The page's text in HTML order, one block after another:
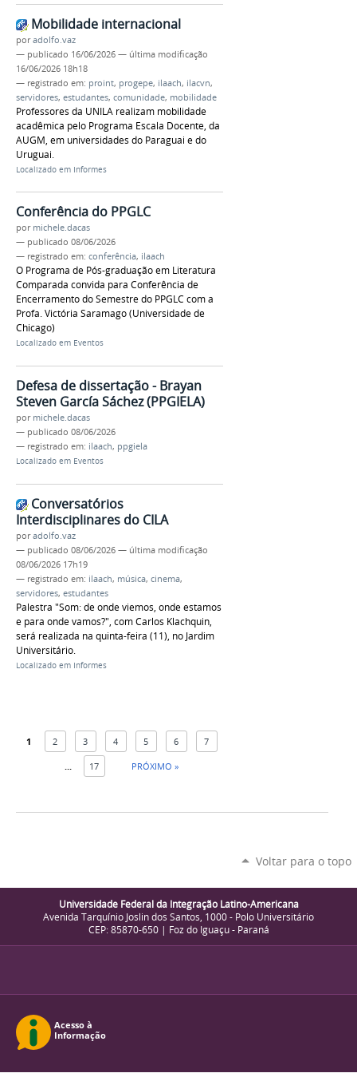
Mobilidade internacional
poradolfo.vaz
— publicado 16/06/2026 — última modificação
16/06/2026 18h18
— registrado em: proint, progepe, ilaach, ilacvn,
servidores, estudantes, comunidade, mobilidade
Professores da UNILA realizam mobilidade
acadêmica pelo Programa Escala Docente, da
AUGM, em universidades do Paraguai e do
Uruguai.
Localizado em Informes
Conferência do PPGLC
por michele.dacas
— publicado 08/06/2026
— registrado em: conferência, ilaach
O Programa de Pós-graduação em Literatura
Comparada convida para Conferência de
Encerramento do Semestre do PPGLC com a
Profa. Victória Saramago (Universidade de
Chicago)
Localizado em Eventos
Defesa de dissertação - Brayan
Steven García Sáchez (PPGIELA)
por michele.dacas
— publicado 08/06/2026
— registrado em: ilaach, ppgiela
Localizado em Eventos
Conversatórios
Interdisciplinares do CILA
poradolfo.vaz
— publicado 08/06/2026 — última modificação
08/06/2026 17h19
— registrado em: ilaach, música, cinema,
servidores, estudantes
Palestra "Som: de onde viemos, onde estamos
e para onde vamos?", com Carlos Klachquin,
será realizada na quinta-feira (11), no Jardim
Universitário.
Localizado em Informes
1 2 3 4 5 6 7
17 PRÓXIMO »
Voltar para o topo
Universidade Federal da Integração Latino-Americana
Avenida Tarquínio Joslin dos Santos, 1000 - Polo Universitário
CEP: 85870-650 | Foz do Iguaçu - Paraná